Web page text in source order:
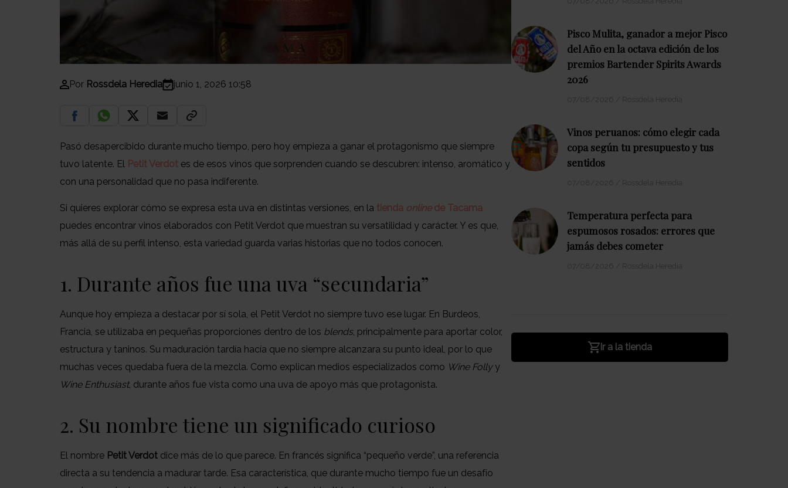
Por Rossdela Heredia junio 1, 2026 10:58
Pasó desapercibido durante mucho tiempo, pero hoy empieza a ganar el protagonismo que siempre
tuvo latente. El Petit Verdot es de esos vinos que sorprenden cuando se descubren: intenso, aromático y
con una personalidad que no pasa indiferente.
Si quieres explorar cómo se expresa esta uva en distintas versiones, en la tienda onlinede Tacama
puedes encontrar vinos elaborados con Petit Verdot que muestran su versatilidad y carácter. Y es que,
más allá de su perfil intenso, esta variedad guarda varias historias que no todos conocen.
1. Durante años fue una uva “secundaria”
Aunque hoy empieza a destacar por sí sola, el Petit Verdot no siempre tuvo ese lugar. En Burdeos,
Francia, se utilizaba en pequeñas proporciones dentro de los blends, principalmente para aportar color,
estructura y taninos. Su maduración tardía hacía que no siempre alcanzara su punto ideal, por lo que
muchas veces quedaba fuera de la mezcla. Como explican medios especializados como Wine Follyy
Wine Enthusiast, durante años fue vista como una uva de apoyo más que protagonista.
2. Su nombre tiene un significado curioso
El nombre Petit Verdot dice más de lo que parece. En francés significa “pequeño verde”, una referencia
directa a su tendencia a madurar tarde. Esa característica, que durante mucho tiempo fue un desafío
Pisco Mulita, ganador a mejor Pisco
del Año en la octava edición de los
premios Bartender Spirits Awards
2026
Vinos peruanos: cómo elegir cada
copa según tu presupuesto y tus
sentidos
Temperatura perfecta para
espumosos rosados: errores que
jamás debes cometer
Ir a la tienda